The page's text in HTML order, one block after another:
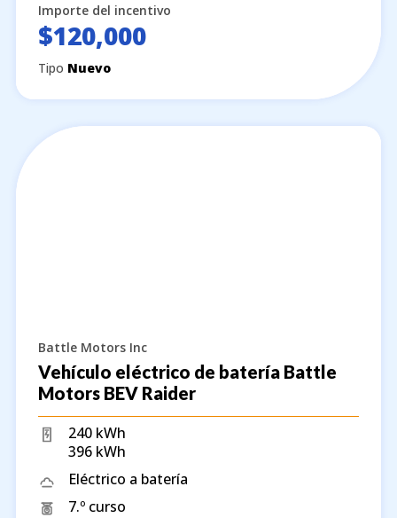
Importe del incentivo
$120,000
Tipo Nuevo
Battle Motors Inc
Vehículo eléctrico de batería Battle
Motors BEV Raider
240 kWh
396 kWh
Eléctrico a batería
7.º curso